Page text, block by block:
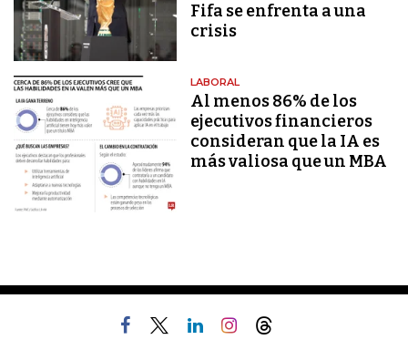
Fifa se enfrenta a una
crisis
LABORAL
Al menos 86% de los
ejecutivos financieros
consideran que la IA es
más valiosa que un MBA